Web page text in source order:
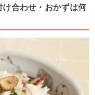
合わせ・おかずは何